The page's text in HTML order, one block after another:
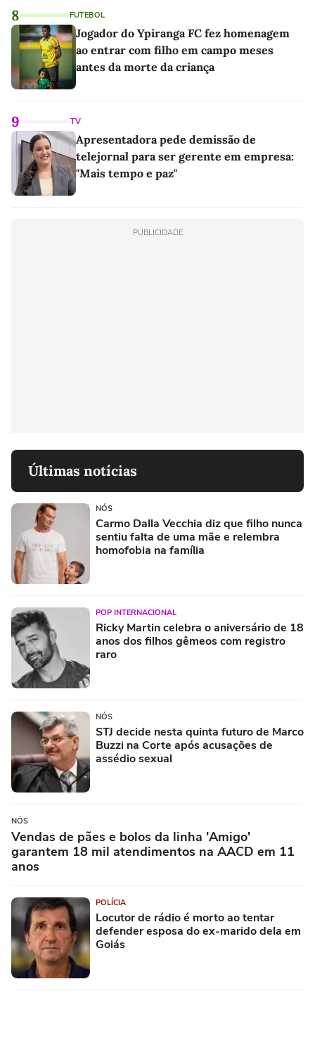
8 FUTEBOL
Jogador do Ypiranga FC fez homenagem
ao entrar com filho em campo meses
antes da morte da criança
9 TV
Apresentadora pede demissão de
telejornal para ser gerente em empresa:
"Mais tempo e paz"
PUBLICIDADE
Últimas notícias
NÓS
Carmo Dalla Vecchia diz que filho nunca
sentiu falta de uma mãe e relembra
homofobia na família
POP INTERNACIONAL
Ricky Martin celebra o aniversário de 18
anos dos filhos gêmeos com registro
raro
NÓS
STJ decide nesta quinta futuro de Marco
Buzzi na Corte após acusações de
assédio sexual
NÓS
Vendas de pães e bolos da linha 'Amigo'
garantem 18 mil atendimentos na AACD em 11
anos
POLÍCIA
Locutor de rádio é morto ao tentar
defender esposa do ex-marido dela em
Goiás